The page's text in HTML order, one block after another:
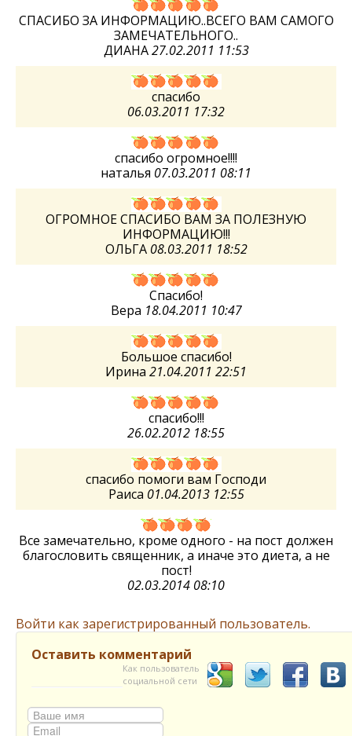
СПАСИБО ЗА ИНФОРМАЦИЮ..ВСЕГО ВАМ САМОГО
ЗАМЕЧАТЕЛЬНОГО..
ДИАНА27.02.2011 11:53
спасибо
06.03.2011 17:32
спасибо огромное!!!!
наталья 07.03.2011 08:11
ОГРОМНОЕ СПАСИБО ВАМ ЗА ПОЛЕЗНУЮ
ИНФОРМАЦИЮ!!!
ОЛЬГА 08.03.2011 18:52
Спасибо!
Вера 18.04.2011 10:47
Большое спасибо!
Ирина 21.04.2011 22:51
спасибо!!!
26.02.2012 18:55
спасибо помоги вам Господи
Раиса 01.04.2013 12:55
Все замечательно, кроме одного - на пост должен
благословить священник, а иначе это диета, а не
пост!
02.03.2014 08:10
Войти как зарегистрированный пользователь.
Оставить комментарий
Как пользователь
социальной сети